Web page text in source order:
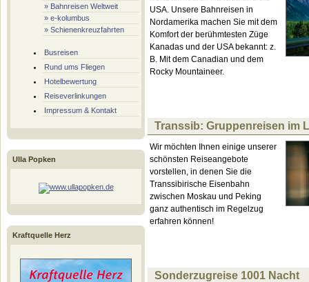
» Bahnreisen Weltweit
» e-kolumbus
» Schienenkreuzfahrten
Busreisen
Rund ums Fliegen
Hotelbewertung
Reiseverlinkungen
Impressum & Kontakt
Ulla Popken
Kraftquelle Herz
USA. Unsere Bahnreisen in
Nordamerika machen Sie mit dem
Komfort der berühmtesten Züge
Kanadas und der USA bekannt: z.
B. Mit dem Canadian und dem
Rocky Mountaineer.
Transsib: Gruppenreisen im
Wir möchten Ihnen einige unserer
schönsten Reiseangebote
vorstellen, in denen Sie die
Transsibirische Eisenbahn
zwischen Moskau und Peking
ganz authentisch im Regelzug
erfahren können!
Sonderzugreise 1001 Nacht